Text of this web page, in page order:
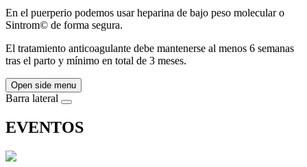
En el puerperio podemos usar heparina de bajo peso molecular o
Sintrom© de forma segura.
El tratamiento anticoagulante debe mantenerse al menos 6 semanas
tras el parto y mínimo en total de 3 meses.
Open side menu
Barra lateral
EVENTOS